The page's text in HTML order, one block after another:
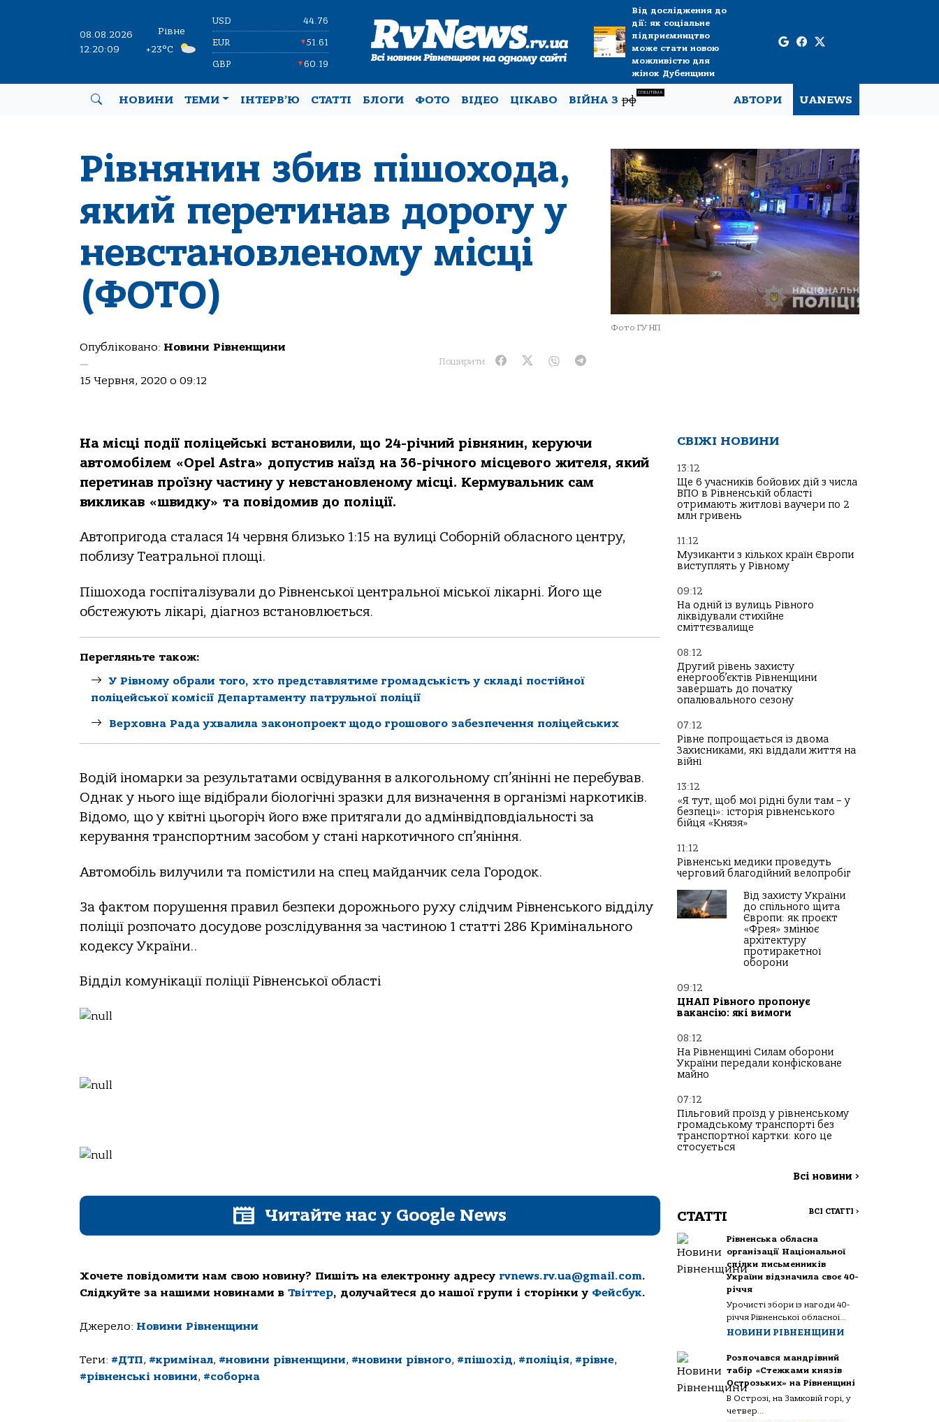
08.08.2026
12:20:10
Рівне
+23°C
USD 44.76
EUR ▼51.61
GBP ▼60.19
Від дослідження до
дії: як соціальне
підприємництво
може стати новою
можливістю для
жінок Дубенщини
НОВИНИ ТЕМИ ІНТЕРВ’Ю СТАТТІ БЛОГИ ФОТО ВІДЕО ЦІКАВО ВІЙНА Зрф
СПЕЦТЕМА
АВТОРИ UANEWS
Рівнянин збив пішохода,
який перетинав дорогу у
невстановленому місці
(ФОТО)
Опубліковано: Новини Рівненщини
—
15 Червня, 2020 о 09:12
Поширити:
Фото ГУ НП
На місці події поліцейські встановили, що 24-річний рівнянин, керуючи
автомобілем «Opel Astra» допустив наїзд на 36-річного місцевого жителя, який
перетинав проїзну частину у невстановленому місці. Кермувальник сам
викликав «швидку» та повідомив до поліції.
Автопригода сталася 14 червня близько 1:15 на вулиці Соборній обласного центру,
поблизу Театральної площі.
Пішохода госпіталізували до Рівненської центральної міської лікарні. Його ще
обстежують лікарі, діагноз встановлюється.
Перегляньте також:
У Рівному обрали того, хто представлятиме громадськість у складі постійної
поліцейської комісії Департаменту патрульної поліції
Верховна Рада ухвалила законопроект щодо грошового забезпечення поліцейських
Водій іномарки за результатами освідування в алкогольному сп’янінні не перебував.
Однак у нього іще відібрали біологічні зразки для визначення в організмі наркотиків.
Відомо, що у квітні цьогоріч його вже притягали до адмінвідповдіальності за
керування транспортним засобом у стані наркотичного сп’яніння.
Автомобіль вилучили та помістили на спец майданчик села Городок.
За фактом порушення правил безпеки дорожнього руху слідчим Рівненського відділу
поліції розпочато досудове розслідування за частиною 1 статті 286 Кримінального
кодексу України..
Відділ комунікації поліції Рівненської області
Читайте нас у Google News
Хочете повідомити нам свою новину? Пишіть на електронну адресу rvnews.rv.ua@gmail.com.
Слідкуйте за нашими новинами в Твіттер, долучайтеся до нашої групи і сторінки у Фейсбук.
Джерело: Новини Рівненщини
Теги: #ДТП, #кримінал, #новини рівненщини, #новини рівного, #пішохід, #поліція, #рівне,
#рівненські новини, #соборна
СВІЖІ НОВИНИ
13:12
Ще 6 учасників бойових дій з числа
ВПО в Рівненській області
отримають житлові ваучери по 2
млн гривень
11:12
Музиканти з кількох країн Європи
виступлять у Рівному
09:12
На одній із вулиць Рівного
ліквідували стихійне
сміттєзвалище
08:12
Другий рівень захисту
енергооб’єктів Рівненщини
завершать до початку
опалювального сезону
07:12
Рівне попрощається із двома
Захисниками, які віддали життя на
війні
13:12
«Я тут, щоб мої рідні були там – у
безпеці»: історія рівненського
бійця «Князя»
11:12
Рівненські медики проведуть
черговий благодійний велопробіг
Від захисту України
до спільного щита
Європи: як проєкт
«Фрея» змінює
архітектуру
протиракетної
оборони
09:12
ЦНАП Рівного пропонує
вакансію: які вимоги
08:12
На Рівненщині Силам оборони
України передали конфісковане
майно
07:12
Пільговий проїзд у рівненському
громадському транспорті без
транспортної картки: кого це
стосується
Всі новини >
СТАТТІ ВСІ СТАТТІ >
Рівненська обласна
організації Національної
спілки письменників
України відзначила своє 40-
річчя
Урочисті збори із нагоди 40-
річчя Рівненської обласної...
НОВИНИ РІВНЕНЩИНИ
Розпочався мандрівний
табір «Стежками князів
Острозьких» на Рівненщині
В Острозі, на Замковій горі, у
четвер...